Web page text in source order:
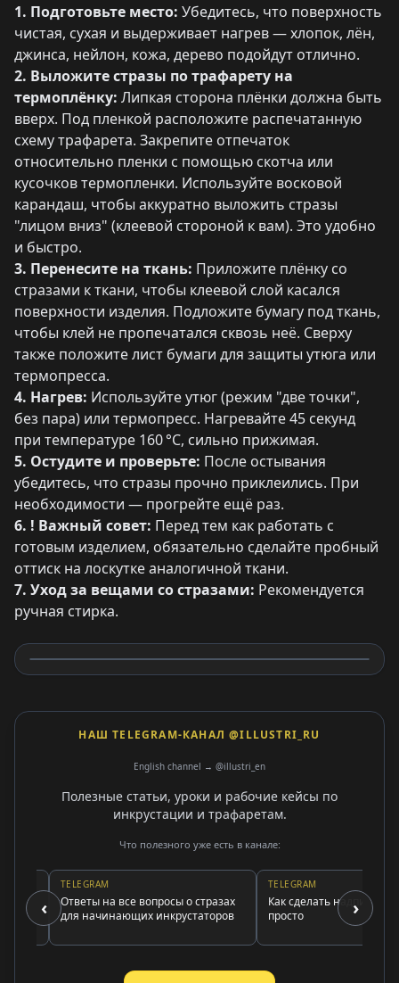
1. Подготовьте место: Убедитесь, что поверхность
чистая, сухая и выдерживает нагрев — хлопок, лён,
джинса, нейлон, кожа, дерево подойдут отлично.
2. Выложите стразы по трафарету на
термоплёнку: Липкая сторона плёнки должна быть
вверх. Под пленкой расположите распечатанную
схему трафарета. Закрепите отпечаток
относительно пленки с помощью скотча или
кусочков термопленки. Используйте восковой
карандаш, чтобы аккуратно выложить стразы
"лицом вниз" (клеевой стороной к вам). Это удобно
и быстро.
3. Перенесите на ткань: Приложите плёнку со
стразами к ткани, чтобы клеевой слой касался
поверхности изделия. Подложите бумагу под ткань,
чтобы клей не пропечатался сквозь неё. Сверху
также положите лист бумаги для защиты утюга или
термопресса.
4. Нагрев: Используйте утюг (режим "две точки",
без пара) или термопресс. Нагревайте 45 секунд
при температуре 160 °C, сильно прижимая.
5. Остудите и проверьте: После остывания
убедитесь, что стразы прочно приклеились. При
необходимости — прогрейте ещё раз.
6. ! Важный совет: Перед тем как работать с
готовым изделием, обязательно сделайте пробный
оттиск на лоскутке аналогичной ткани.
7. Уход за вещами со стразами: Рекомендуется
ручная стирка.
НАШ TELEGRAM-КАНАЛ @ILLUSTRI_RU
English channel → @illustri_en
Полезные статьи, уроки и рабочие кейсы по
инкрустации и трафаретам.
Что полезного уже есть в канале:
‹
TELEGRAM
Ответы на все вопросы о стразах
для начинающих инкрустаторов
TELEGRAM
Как сделать надпись
просто
›